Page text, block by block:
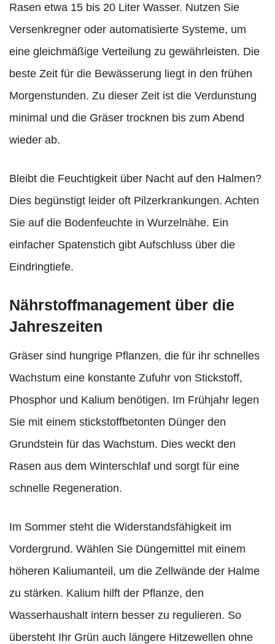
Rasen etwa 15 bis 20 Liter Wasser. Nutzen Sie
Versenkregner oder automatisierte Systeme, um
eine gleichmäßige Verteilung zu gewährleisten. Die
beste Zeit für die Bewässerung liegt in den frühen
Morgenstunden. Zu dieser Zeit ist die Verdunstung
minimal und die Gräser trocknen bis zum Abend
wieder ab.
Bleibt die Feuchtigkeit über Nacht auf den Halmen?
Dies begünstigt leider oft Pilzerkrankungen. Achten
Sie auf die Bodenfeuchte in Wurzelnähe. Ein
einfacher Spatenstich gibt Aufschluss über die
Eindringtiefe.
Nährstoffmanagement über die
Jahreszeiten
Gräser sind hungrige Pflanzen, die für ihr schnelles
Wachstum eine konstante Zufuhr von Stickstoff,
Phosphor und Kalium benötigen. Im Frühjahr legen
Sie mit einem stickstoffbetonten Dünger den
Grundstein für das Wachstum. Dies weckt den
Rasen aus dem Winterschlaf und sorgt für eine
schnelle Regeneration.
Im Sommer steht die Widerstandsfähigkeit im
Vordergrund. Wählen Sie Düngemittel mit einem
höheren Kaliumanteil, um die Zellwände der Halme
zu stärken. Kalium hilft der Pflanze, den
Wasserhaushalt intern besser zu regulieren. So
übersteht Ihr Grün auch längere Hitzewellen ohne